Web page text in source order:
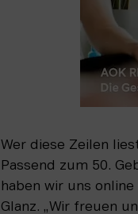
Wer diese Zeilen
Passend zum 50.
haben wir uns
Glanz. „Wir freuen